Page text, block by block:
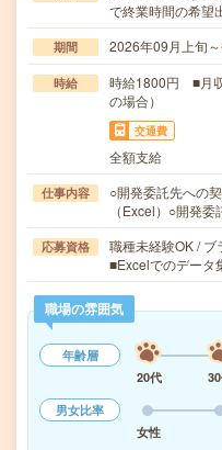
で終業時間の希望
期間 2026年09月上旬
時給
時給1800円 ■月
の場合）
交通費
全額支給
仕事内容
○開発委託先への
（Excel）○開発
応募資格
職種未経験OK / ブ
■Excelでのデータ
職場の雰囲気
年齢層
20代
男女比率
女性